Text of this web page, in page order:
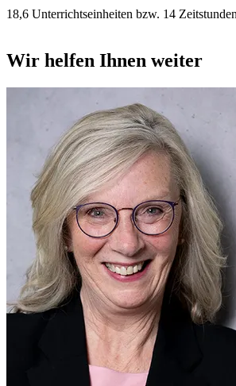
18,6 Unterrichtseinheiten bzw. 14
Wir helfen Ihnen weiter